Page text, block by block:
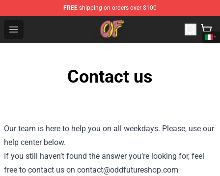
FREE shipping on orders over $100
Open menu
Odd Future Shop - Official Odd Future Merchandise Store
Contact us
Our team is here to help you on all weekdays. Please, use our
help center below.
If you still haven’t found the answer you’re looking for, feel
free to contact us on contact@oddfutureshop.com